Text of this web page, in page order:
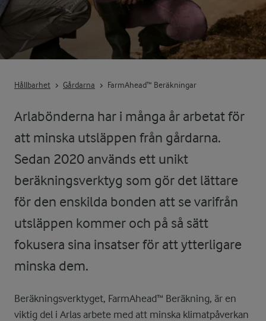
Hållbarhet Gårdarna FarmAhead™ Beräkningar
Arlabönderna har i många år arbetat för
att minska utsläppen från gårdarna.
Sedan 2020 används ett unikt
beräkningsverktyg som gör det lättare
för den enskilda bonden att se varifrån
utsläppen kommer och på så sätt
fokusera sina insatser för att ytterligare
minska dem.
Beräkningsverktyget, FarmAhead™ Beräkning, är en
viktig del i Arlas arbete med att minska klimatpåverkan